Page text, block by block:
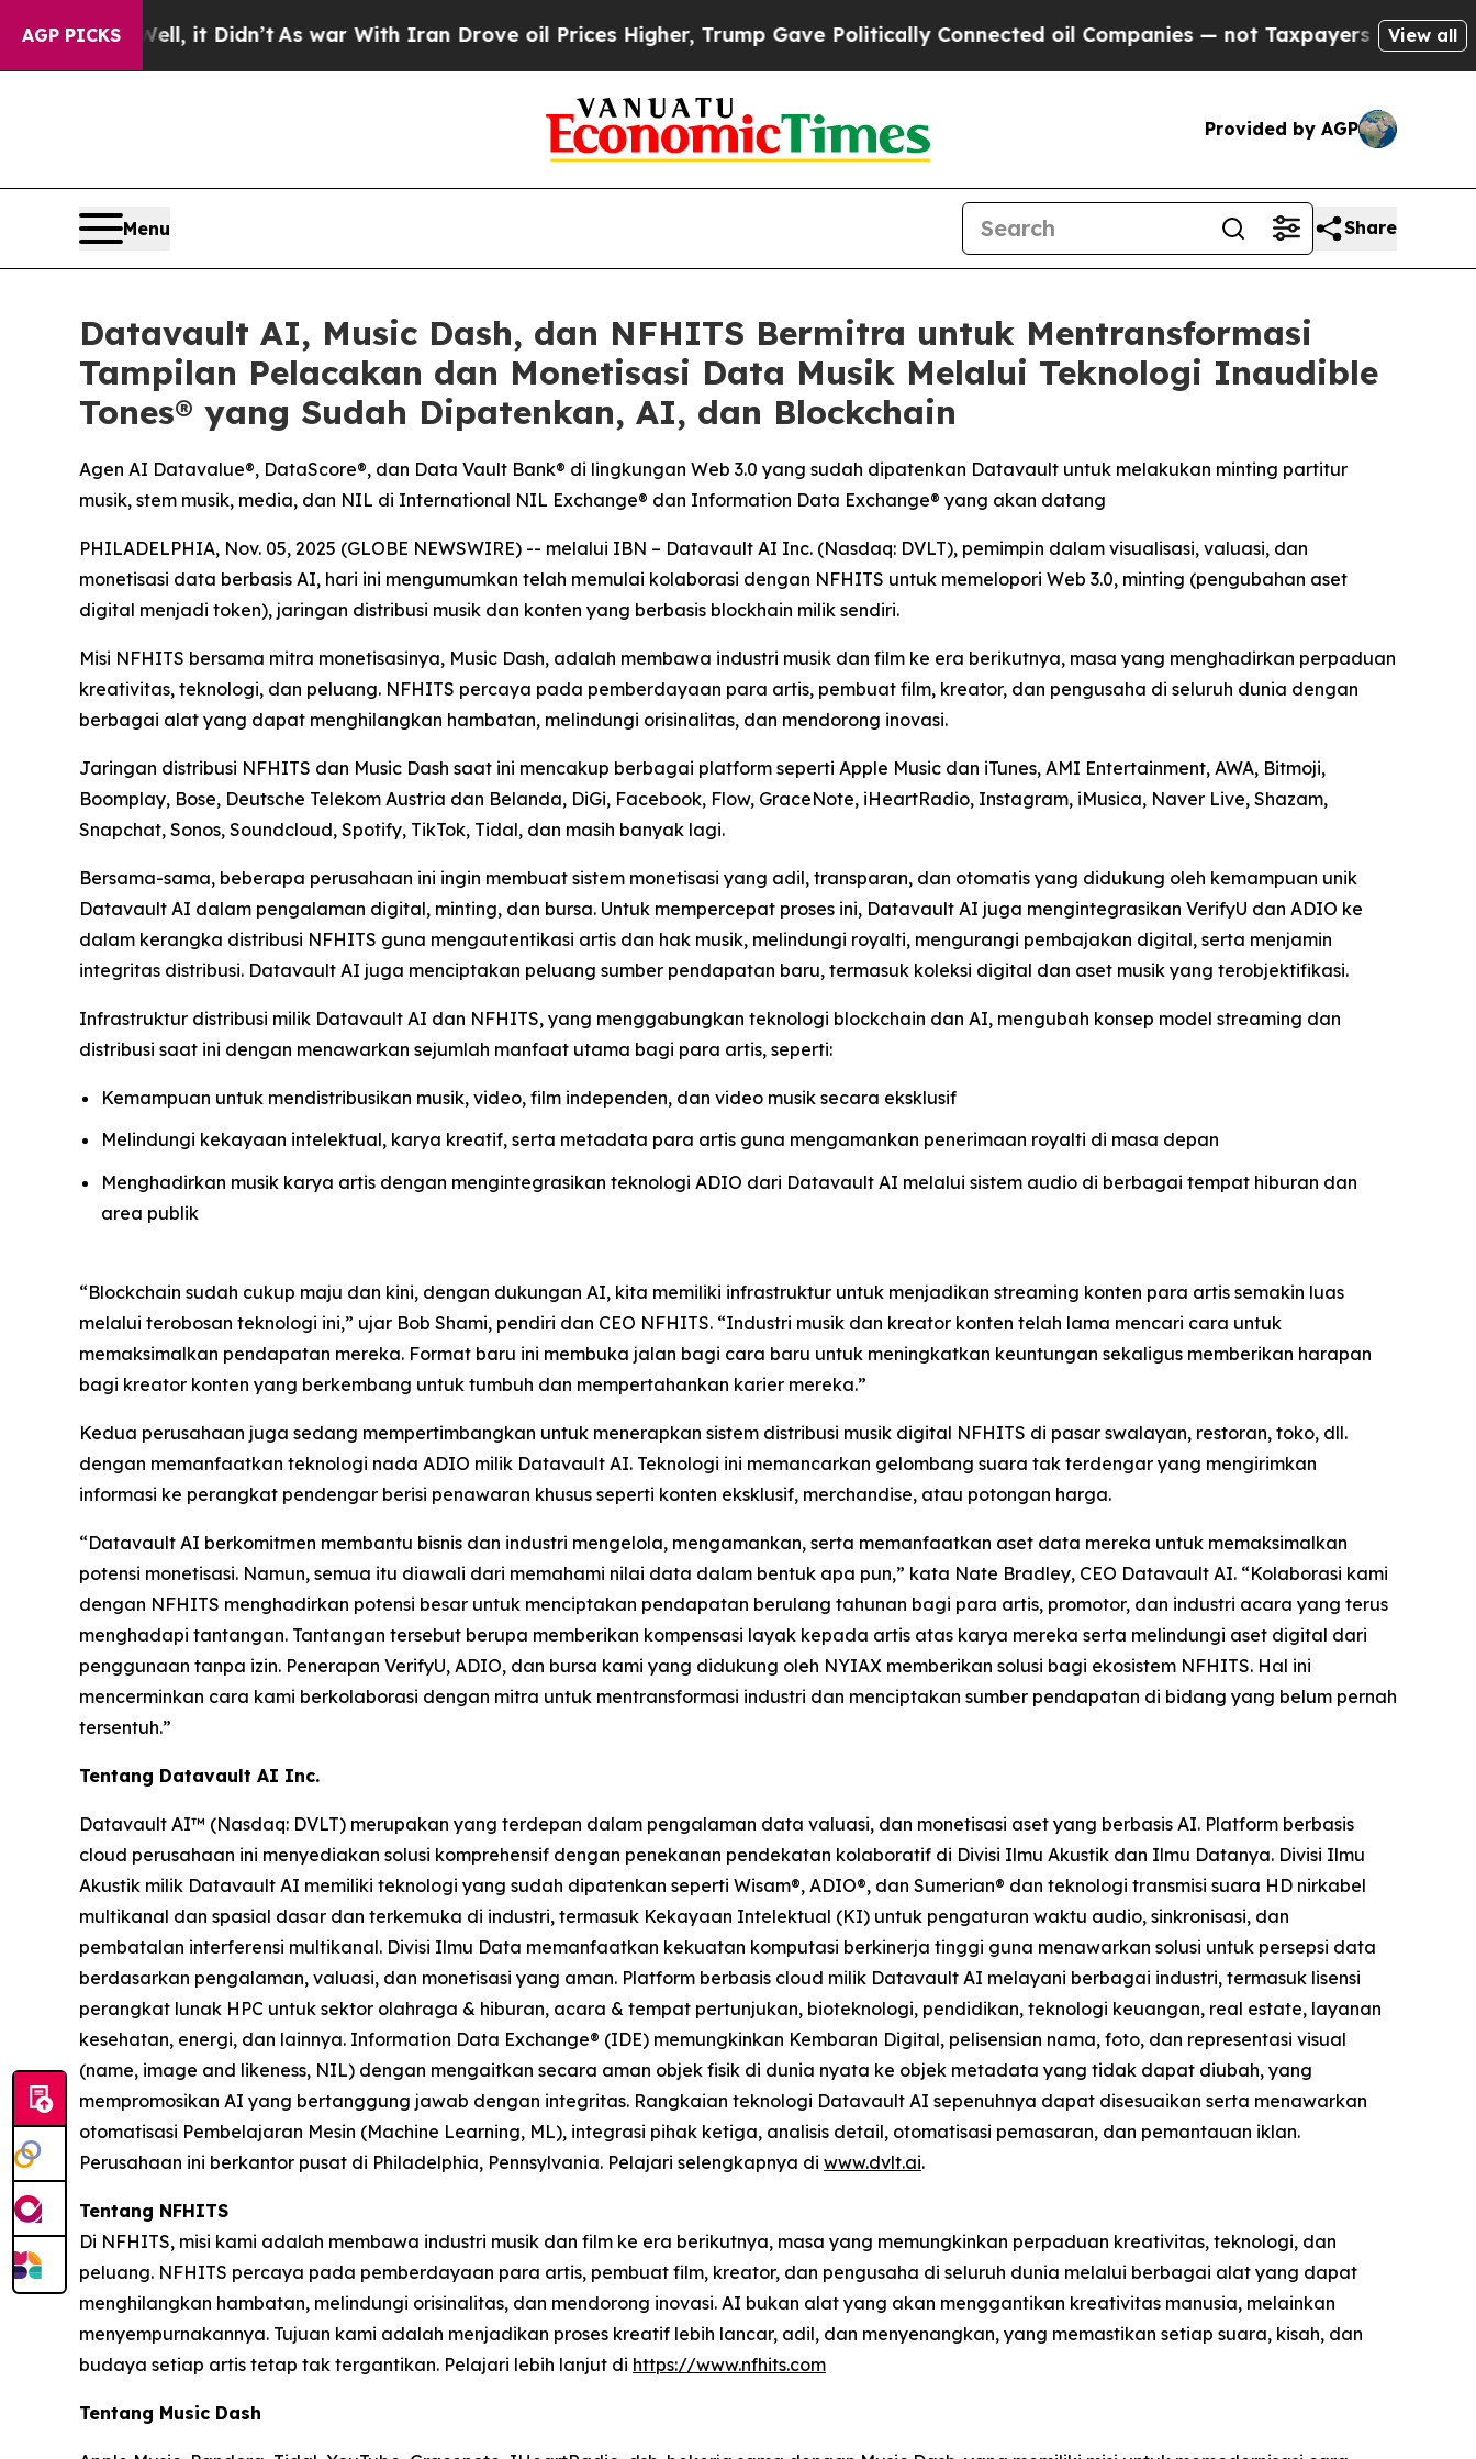
AGP PICKS
it Didn’t As war With Iran Drove oil Prices Higher, Trump Gave Politically Connected oil Companies — not Taxpayers — the Chance to Cash
View all
Provided by AGP
Menu Share
Datavault AI, Music Dash, dan NFHITS Bermitra untuk Mentransformasi
Tampilan Pelacakan dan Monetisasi Data Musik Melalui Teknologi Inaudible
Tones® yang Sudah Dipatenkan, AI, dan Blockchain
Agen AI Datavalue®, DataScore®, dan Data Vault Bank® di lingkungan Web 3.0 yang sudah dipatenkan Datavault untuk melakukan minting partitur
musik, stem musik, media, dan NIL di International NIL Exchange® dan Information Data Exchange® yang akan datang
PHILADELPHIA, Nov. 05, 2025 (GLOBE NEWSWIRE) -- melalui IBN – Datavault AI Inc. (Nasdaq: DVLT), pemimpin dalam visualisasi, valuasi, dan
monetisasi data berbasis AI, hari ini mengumumkan telah memulai kolaborasi dengan NFHITS untuk memelopori Web 3.0, minting (pengubahan aset
digital menjadi token), jaringan distribusi musik dan konten yang berbasis blockhain milik sendiri.
Misi NFHITS bersama mitra monetisasinya, Music Dash, adalah membawa industri musik dan film ke era berikutnya, masa yang menghadirkan perpaduan
kreativitas, teknologi, dan peluang. NFHITS percaya pada pemberdayaan para artis, pembuat film, kreator, dan pengusaha di seluruh dunia dengan
berbagai alat yang dapat menghilangkan hambatan, melindungi orisinalitas, dan mendorong inovasi.
Jaringan distribusi NFHITS dan Music Dash saat ini mencakup berbagai platform seperti Apple Music dan iTunes, AMI Entertainment, AWA, Bitmoji,
Boomplay, Bose, Deutsche Telekom Austria dan Belanda, DiGi, Facebook, Flow, GraceNote, iHeartRadio, Instagram, iMusica, Naver Live, Shazam,
Snapchat, Sonos, Soundcloud, Spotify, TikTok, Tidal, dan masih banyak lagi.
Bersama-sama, beberapa perusahaan ini ingin membuat sistem monetisasi yang adil, transparan, dan otomatis yang didukung oleh kemampuan unik
Datavault AI dalam pengalaman digital, minting, dan bursa. Untuk mempercepat proses ini, Datavault AI juga mengintegrasikan VerifyU dan ADIO ke
dalam kerangka distribusi NFHITS guna mengautentikasi artis dan hak musik, melindungi royalti, mengurangi pembajakan digital, serta menjamin
integritas distribusi. Datavault AI juga menciptakan peluang sumber pendapatan baru, termasuk koleksi digital dan aset musik yang terobjektifikasi.
Infrastruktur distribusi milik Datavault AI dan NFHITS, yang menggabungkan teknologi blockchain dan AI, mengubah konsep model streaming dan
distribusi saat ini dengan menawarkan sejumlah manfaat utama bagi para artis, seperti:
Kemampuan untuk mendistribusikan musik, video, film independen, dan video musik secara eksklusif
Melindungi kekayaan intelektual, karya kreatif, serta metadata para artis guna mengamankan penerimaan royalti di masa depan
Menghadirkan musik karya artis dengan mengintegrasikan teknologi ADIO dari Datavault AI melalui sistem audio di berbagai tempat hiburan dan
area publik
“Blockchain sudah cukup maju dan kini, dengan dukungan AI, kita memiliki infrastruktur untuk menjadikan streaming konten para artis semakin luas
melalui terobosan teknologi ini,” ujar Bob Shami, pendiri dan CEO NFHITS. “Industri musik dan kreator konten telah lama mencari cara untuk
memaksimalkan pendapatan mereka. Format baru ini membuka jalan bagi cara baru untuk meningkatkan keuntungan sekaligus memberikan harapan
bagi kreator konten yang berkembang untuk tumbuh dan mempertahankan karier mereka.”
Kedua perusahaan juga sedang mempertimbangkan untuk menerapkan sistem distribusi musik digital NFHITS di pasar swalayan, restoran, toko, dll.
dengan memanfaatkan teknologi nada ADIO milik Datavault AI. Teknologi ini memancarkan gelombang suara tak terdengar yang mengirimkan
informasi ke perangkat pendengar berisi penawaran khusus seperti konten eksklusif, merchandise, atau potongan harga.
“Datavault AI berkomitmen membantu bisnis dan industri mengelola, mengamankan, serta memanfaatkan aset data mereka untuk memaksimalkan
potensi monetisasi. Namun, semua itu diawali dari memahami nilai data dalam bentuk apa pun,” kata Nate Bradley, CEO Datavault AI. “Kolaborasi kami
dengan NFHITS menghadirkan potensi besar untuk menciptakan pendapatan berulang tahunan bagi para artis, promotor, dan industri acara yang terus
menghadapi tantangan. Tantangan tersebut berupa memberikan kompensasi layak kepada artis atas karya mereka serta melindungi aset digital dari
penggunaan tanpa izin. Penerapan VerifyU, ADIO, dan bursa kami yang didukung oleh NYIAX memberikan solusi bagi ekosistem NFHITS. Hal ini
mencerminkan cara kami berkolaborasi dengan mitra untuk mentransformasi industri dan menciptakan sumber pendapatan di bidang yang belum pernah
tersentuh.”
Tentang Datavault AI Inc.
Datavault AI™ (Nasdaq: DVLT) merupakan yang terdepan dalam pengalaman data valuasi, dan monetisasi aset yang berbasis AI. Platform berbasis
cloud perusahaan ini menyediakan solusi komprehensif dengan penekanan pendekatan kolaboratif di Divisi Ilmu Akustik dan Ilmu Datanya. Divisi Ilmu
Akustik milik Datavault AI memiliki teknologi yang sudah dipatenkan seperti Wisam®, ADIO®, dan Sumerian® dan teknologi transmisi suara HD nirkabel
multikanal dan spasial dasar dan terkemuka di industri, termasuk Kekayaan Intelektual (KI) untuk pengaturan waktu audio, sinkronisasi, dan
pembatalan interferensi multikanal. Divisi Ilmu Data memanfaatkan kekuatan komputasi berkinerja tinggi guna menawarkan solusi untuk persepsi data
berdasarkan pengalaman, valuasi, dan monetisasi yang aman. Platform berbasis cloud milik Datavault AI melayani berbagai industri, termasuk lisensi
perangkat lunak HPC untuk sektor olahraga & hiburan, acara & tempat pertunjukan, bioteknologi, pendidikan, teknologi keuangan, real estate, layanan
kesehatan, energi, dan lainnya. Information Data Exchange® (IDE) memungkinkan Kembaran Digital, pelisensian nama, foto, dan representasi visual
(name, image and likeness, NIL) dengan mengaitkan secara aman objek fisik di dunia nyata ke objek metadata yang tidak dapat diubah, yang
mempromosikan AI yang bertanggung jawab dengan integritas. Rangkaian teknologi Datavault AI sepenuhnya dapat disesuaikan serta menawarkan
otomatisasi Pembelajaran Mesin (Machine Learning, ML), integrasi pihak ketiga, analisis detail, otomatisasi pemasaran, dan pemantauan iklan.
Perusahaan ini berkantor pusat di Philadelphia, Pennsylvania. Pelajari selengkapnya di www.dvlt.ai.
Tentang NFHITS
Di NFHITS, misi kami adalah membawa industri musik dan film ke era berikutnya, masa yang memungkinkan perpaduan kreativitas, teknologi, dan
peluang. NFHITS percaya pada pemberdayaan para artis, pembuat film, kreator, dan pengusaha di seluruh dunia melalui berbagai alat yang dapat
menghilangkan hambatan, melindungi orisinalitas, dan mendorong inovasi. AI bukan alat yang akan menggantikan kreativitas manusia, melainkan
menyempurnakannya. Tujuan kami adalah menjadikan proses kreatif lebih lancar, adil, dan menyenangkan, yang memastikan setiap suara, kisah, dan
budaya setiap artis tetap tak tergantikan. Pelajari lebih lanjut di https://www.nfhits.com
Tentang Music Dash